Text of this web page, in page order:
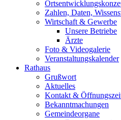
Zahlen, Daten,
Wirtschaft & Gewerbe
Unsere Betriebe
Ärzte
Foto & Videogalerie
Veranstaltungskalender
Rathaus
Grußwort
Aktuelles
Kontakt &
Bekanntmachungen
Gemeindeorgane